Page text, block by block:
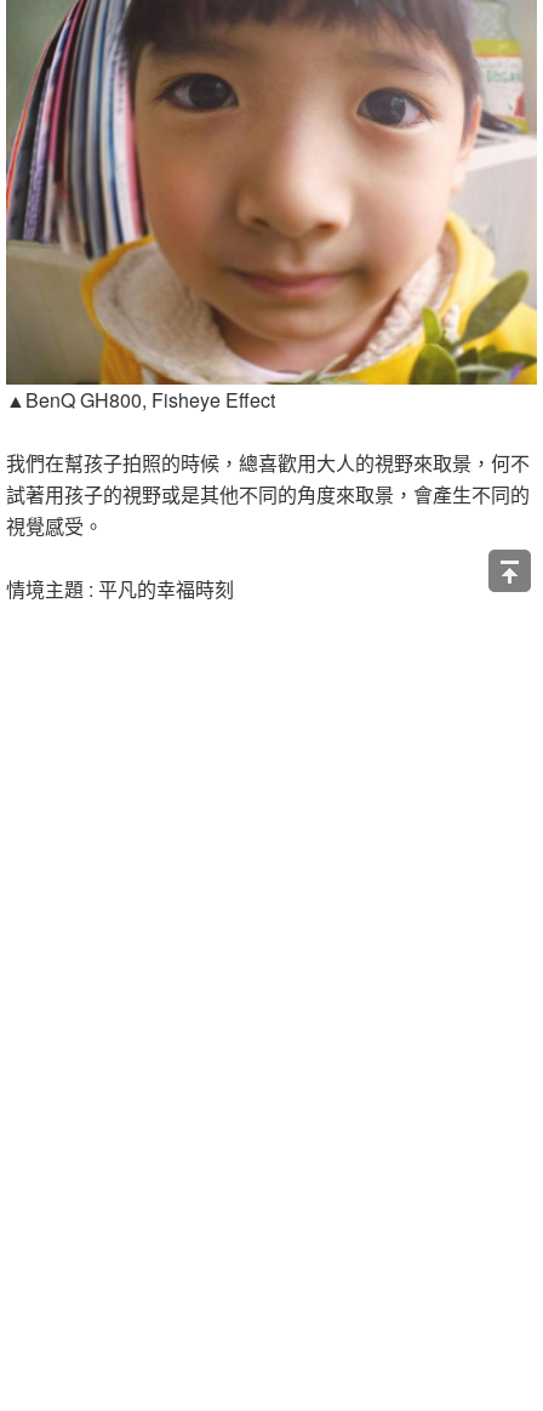
▲BenQ GH800, Fisheye Effect
我們在幫孩子拍照的時候，總喜歡用大人的視野來取景，何不
試著用孩子的視野或是其他不同的角度來取景，會產生不同的
視覺感受。
情境主題 : 平凡的幸福時刻